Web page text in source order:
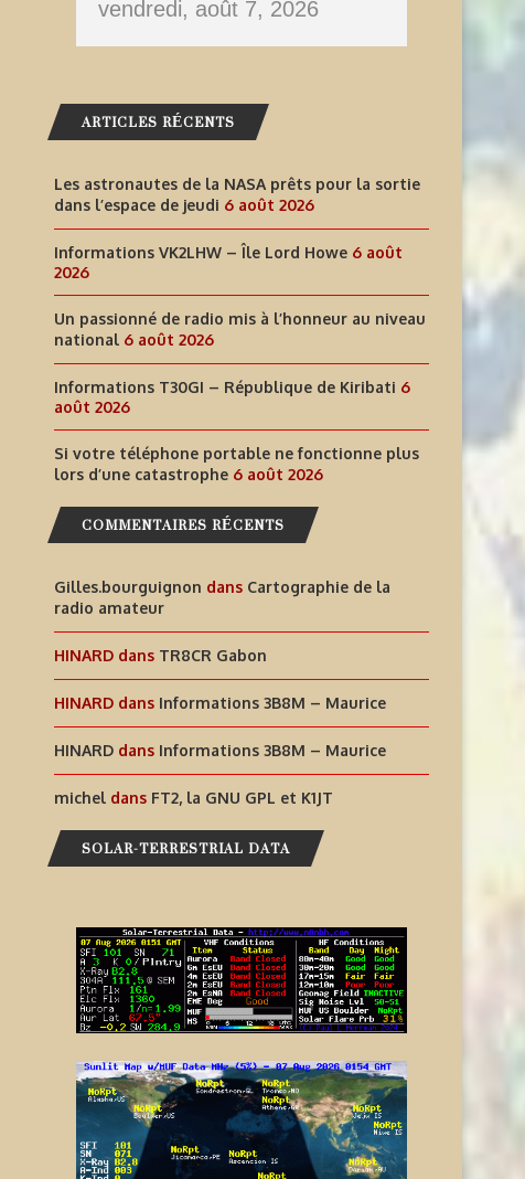
INFORMATIONS T30GI –
RÉPUBLIQUE DE KIRIBATI
6 août 2026
SI VOTRE TÉLÉPHONE
NE FONCTIONNE PLUS
vendredi, août 7, 2026
ARTICLES RÉCENTS
Les astronautes de la NASA prêts pour la sortie
dans l’espace de jeudi 6 août 2026
Informations VK2LHW – Île Lord Howe 6 août
2026
Un passionné de radio mis à l’honneur au niveau
national 6 août 2026
Informations T30GI – République de Kiribati 6
août 2026
Si votre téléphone portable ne fonctionne plus
lors d’une catastrophe 6 août 2026
COMMENTAIRES RÉCENTS
Gilles.bourguignon dans Cartographie de la
radio amateur
HINARD dans TR8CR Gabon
HINARD dans Informations 3B8M – Maurice
HINARD dans Informations 3B8M – Maurice
michel dans FT2, la GNU GPL et K1JT
SOLAR-TERRESTRIAL DATA